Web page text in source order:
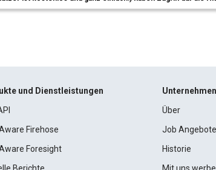
und Dienstleistungen
Firehose
Foresight
Unternehmen
Über
Job Angebote
Historie